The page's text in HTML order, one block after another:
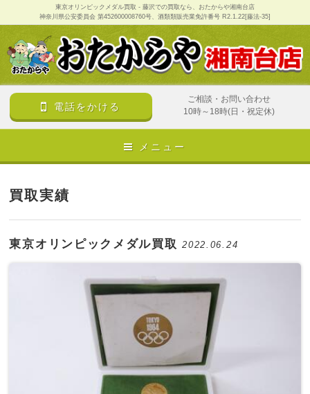
東京オリンピックメダル買取 - 藤沢での買取なら、おたからや湘南台店
神奈川県公安委員会 第452600008760号、酒類類販売業免許番号 R2.1.22[藤法-35]
電話をかける
ご相談・お問い合わせ
10時～18時(日・祝定休)
メニュー
買取実績
東京オリンピックメダル買取2022.06.24